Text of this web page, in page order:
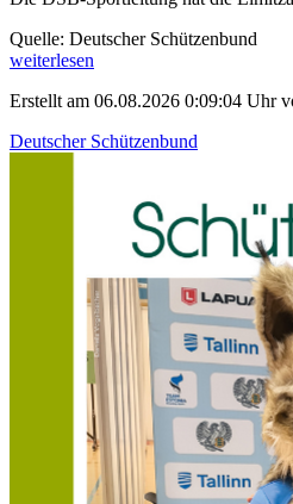
Quelle: Deutscher Schützenbund
weiterlesen
Erstellt am 06.08.2026 0:09:04 Uhr
Deutscher Schützenbund